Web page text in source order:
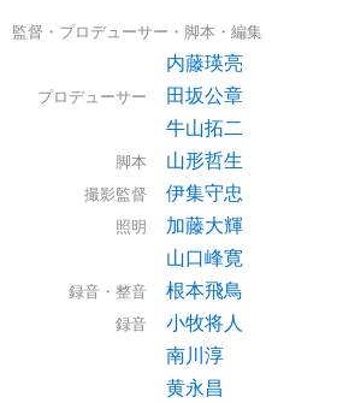
監督・プロデューサー・脚本・編集
内藤瑛亮
プロデューサー
田坂公章
牛山拓二
脚本 山形哲生
撮影監督 伊集守忠
照明
加藤大輝
山口峰寛
録音・整音 根本飛鳥
録音
小牧将人
南川淳
黄永昌